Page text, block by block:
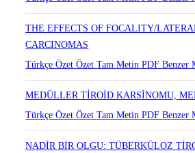
PATIENTS.
Türkçe ÖzetÖzetTam MetinPDFBenzer
THE EFFECTS OF FOCALITY/
CARCINOMAS
Türkçe ÖzetÖzetTam MetinPDFBenzer
MEDÜLLER TİROİD KARSİNOMU,
Türkçe ÖzetÖzetTam MetinPDFBenzer